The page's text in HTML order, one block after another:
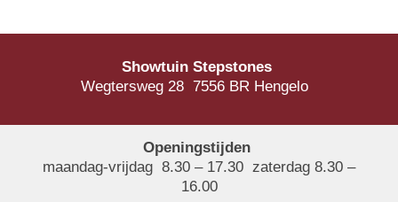
Showtuin Stepstones
Wegtersweg 28 7556 BR Hengelo
Openingstijden
maandag-vrijdag 8.30 – 17.30 zaterdag 8.30 –
16.00